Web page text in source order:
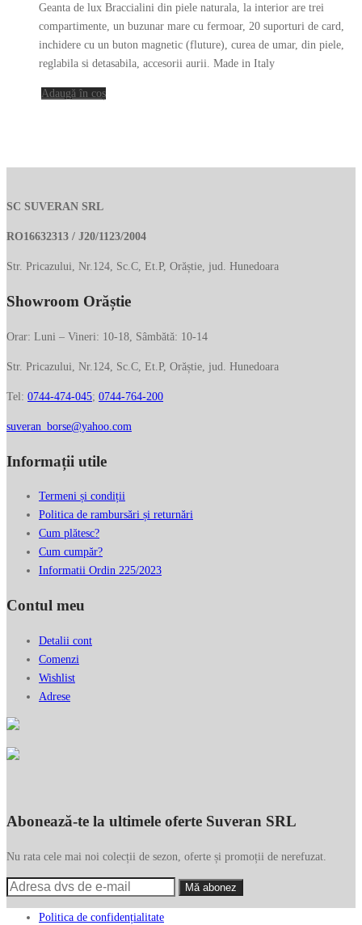
fost:
7,500.00 lei.
2,499.00 lei.
Geanta de lux Braccialini din piele naturala, la interior are trei
compartimente, un buzunar mare cu fermoar, 20 suporturi de card,
inchidere cu un buton magnetic (fluture), curea de umar, din piele,
reglabila si detasabila, accesorii aurii. Made in Italy
Adaugă în coș
SC SUVERAN SRL
RO16632313 / J20/1123/2004
Str. Pricazului, Nr.124, Sc.C, Et.P, Orăștie, jud. Hunedoara
Showroom Orăștie
Orar: Luni – Vineri: 10-18, Sâmbătă: 10-14
Str. Pricazului, Nr.124, Sc.C, Et.P, Orăștie, jud. Hunedoara
Tel: 0744-474-045; 0744-764-200
suveran_borse@yahoo.com
Informații utile
Termeni și condiții
Politica de rambursări și returnări
Cum plătesc?
Cum cumpăr?
Informatii Ordin 225/2023
Contul meu
Detalii cont
Comenzi
Wishlist
Adrese
Abonează-te la ultimele oferte Suveran SRL
Nu rata cele mai noi colecții de sezon, oferte și promoții de nerefuzat.
Politica de confidențialitate